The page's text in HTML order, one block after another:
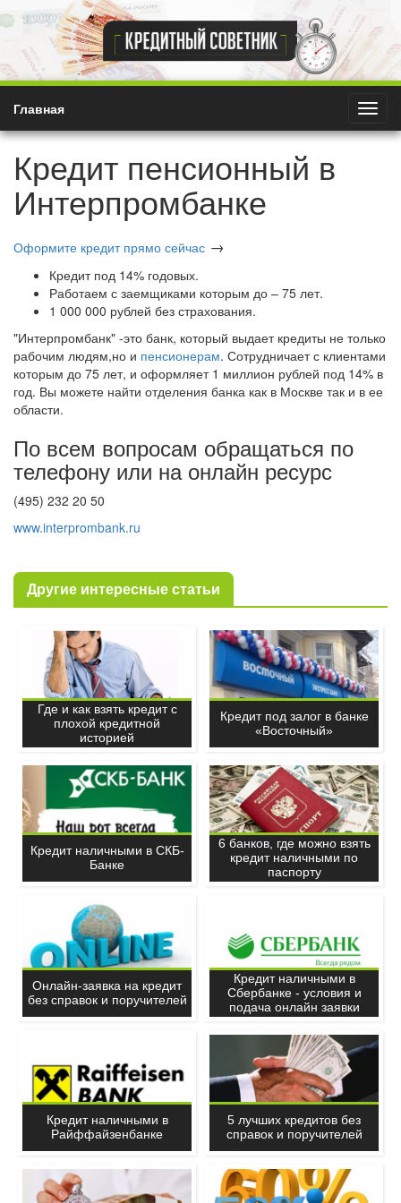
Главная
Кредит пенсионный в
Интерпромбанке
Оформите кредит прямо сейчас →
Кредит под 14% годовых.
Работаем с заемщиками которым до – 75 лет.
1 000 000 рублей без страхования.
"Интерпромбанк" -это банк, который выдает кредиты не только
рабочим людям,но и пенсионерам. Сотрудничает с клиентами
которым до 75 лет, и оформляет 1 миллион рублей под 14% в
год. Вы можете найти отделения банка как в Москве так и в ее
области.
По всем вопросам обращаться по
телефону или на онлайн ресурс
(495) 232 20 50
www.interprombank.ru
Другие интересные статьи
Где и как взять кредит с
плохой кредитной
историей
Кредит под залог в банке
«Восточный»
Кредит наличными в СКБ-
Банке
6 банков, где можно взять
кредит наличными по
паспорту
Онлайн-заявка на кредит
без справок и поручителей
Кредит наличными в
Сбербанке - условия и
подача онлайн заявки
Кредит наличными в
Райффайзенбанке
5 лучших кредитов без
справок и поручителей